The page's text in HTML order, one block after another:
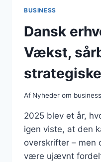
BUSINESS
Dansk
Vækst,
Af Nyheder om business
2025 blev et år,
igen viste, at den
overskrifter – men
være ujævnt